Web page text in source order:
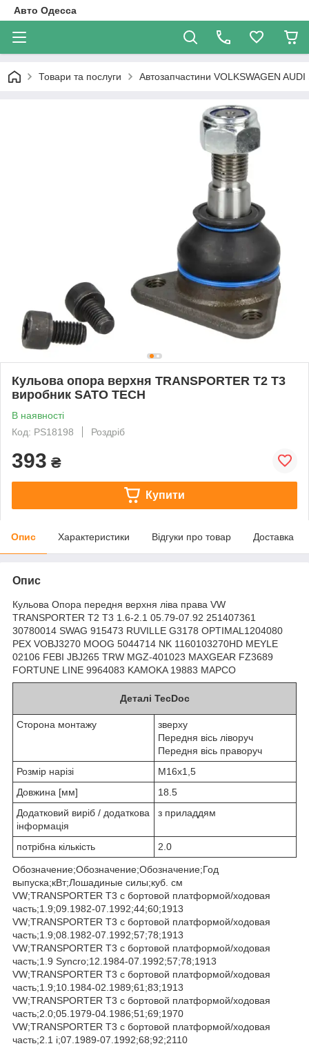
Авто Одесса
Товари та послуги Автозапчастини VOLKSWAGEN AUDI
Кульова опора верхня TRANSPORTER T2 T3
виробник SATO TECH
В наявності
Код: PS18198
Роздріб
393 ₴
Купити
Опис Характеристики Відгуки про товар Доставка
Опис
Кульова Опора передня верхня ліва права VW
TRANSPORTER T2 T3 1.6-2.1 05.79-07.92 251407361
30780014 SWAG 915473 RUVILLE G3178 OPTIMAL1204080
PEX VOBJ3270 MOOG 5044714 NK 1160103270HD MEYLE
02106 FEBI JBJ265 TRW MGZ-401023 MAXGEAR FZ3689
FORTUNE LINE 9964083 KAMOKA 19883 MAPCO
Деталі TecDoc
Сторона монтажу
зверху
Передня вісь ліворуч
Передня вісь праворуч
Розмір нарізі
M16x1,5
Довжина [мм]
18.5
Додатковий виріб / додаткова
інформація
з приладдям
потрібна кількість 2.0
Обозначение;Обозначение;Обозначение;Год
выпуска;кВт;Лошадиные силы;куб. см
VW;TRANSPORTER T3 c бортовой платформой/ходовая
часть;1.9;09.1982-07.1992;44;60;1913
VW;TRANSPORTER T3 c бортовой платформой/ходовая
часть;1.9;08.1982-07.1992;57;78;1913
VW;TRANSPORTER T3 c бортовой платформой/ходовая
часть;1.9 Syncro;12.1984-07.1992;57;78;1913
VW;TRANSPORTER T3 c бортовой платформой/ходовая
часть;1.9;10.1984-02.1989;61;83;1913
VW;TRANSPORTER T3 c бортовой платформой/ходовая
часть;2.0;05.1979-04.1986;51;69;1970
VW;TRANSPORTER T3 c бортовой платформой/ходовая
часть;2.1 i;07.1989-07.1992;68;92;2110